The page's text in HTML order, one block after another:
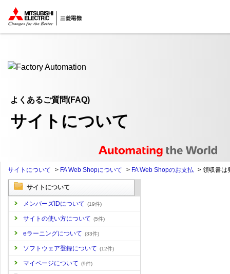
ここから本文
よくあるご質問(FAQ)
サイトについて
サイトについて > FA Web Shopについて > FA Web Shopのお支払 > 領収書は
サイトについて
メンバーズIDについて (19件)
サイトの使い方について (5件)
eラーニングについて (33件)
ソフトウェア登録について (12件)
マイページについて (9件)